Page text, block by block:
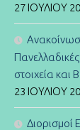
27 ΙΟΥΛΊΟΥ
Πανελλαδικές
στοιχεία και
23 ΙΟΥΛΊΟΥ
Διορισμοί